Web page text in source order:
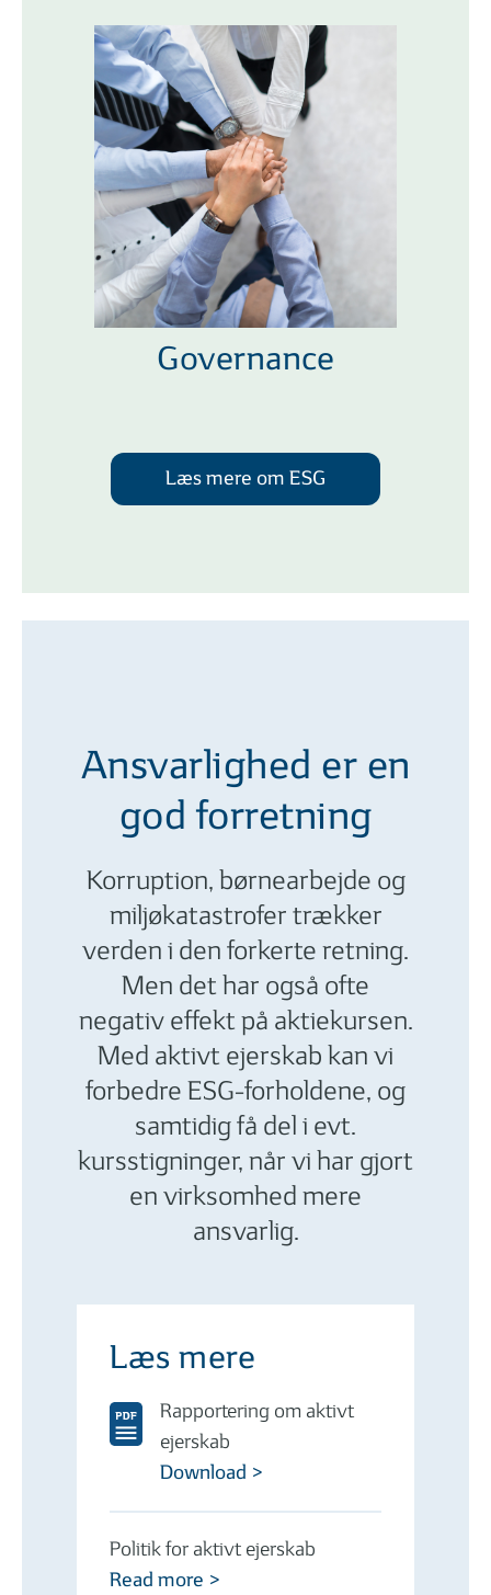
Governance
Læs mere om ESG
Ansvarlighed er en
god forretning
Korruption, børnearbejde og
miljøkatastrofer trækker
verden i den forkerte retning.
Men det har også ofte
negativ effekt på aktiekursen.
Med aktivt ejerskab kan vi
forbedre ESG-forholdene, og
samtidig få del i evt.
kursstigninger, når vi har gjort
en virksomhed mere
ansvarlig.
Læs mere
Rapportering om aktivt
ejerskab
Download >
Politik for aktivt ejerskab
Read more >